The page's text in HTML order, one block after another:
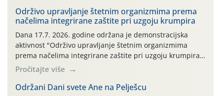
prihvaća. Korisnicima je osiguran besplatni povrat
prazne ambalaže isključivo ovih tvrtki: AGROCHEM-MAKS,
AGRONOM, ALBAUGH TKI* (PINUS […]
Održivo upravljanje štetnim organizmima prema
načelima integrirane zaštite pri uzgoju krumpira
Dana 17.7. 2026. godine održana je demonstracijska
aktivnost "Održivo upravljanje štetnim organizmima
prema načelima integrirane zaštite pri uzgoju krumpira"
na pokusnom polju "Poredje", kraj naselja Belica (ARKOD
parcela ID 2445031) (središnji dio Međimurske županije).
Pročitajte više
Održani Dani svete Ane na Pelješcu